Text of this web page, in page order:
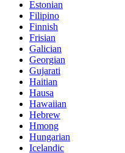
Estonian
Filipino
Finnish
Frisian
Galician
Georgian
Gujarati
Haitian
Hausa
Hawaiian
Hebrew
Hmong
Hungarian
Icelandic